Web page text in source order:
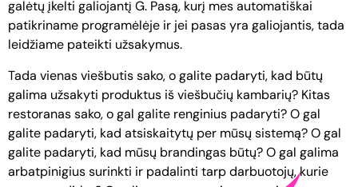
galėtų įkelti galiojantį G. Pasą, kurį mes automatiškai
patikriname programėlėje ir jei pasas yra galiojantis, tada
leidžiame pateikti užsakymus.
Tada vienas viešbutis sako, o galite padaryti, kad būtų
galima užsakyti produktus iš viešbučių kambarių? Kitas
restoranas sako, o gal galite renginius padaryti? O gal
galite padaryti, kad atsiskaitytų per mūsų sistemą? O gal
galite padaryti, kad mūsų brandingas būtų? O gal galima
arbatpinigius surinkti ir padalinti tarp darbuotojų, kurie